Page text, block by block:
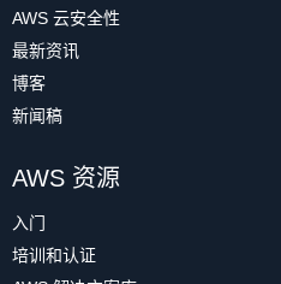
AWS 云安全性
最新资讯
博客
新闻稿
AWS 资源
入门
培训和认证